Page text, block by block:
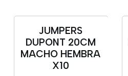
JUMPERS
DUPONT 20CM
MACHO HEMBRA
X10